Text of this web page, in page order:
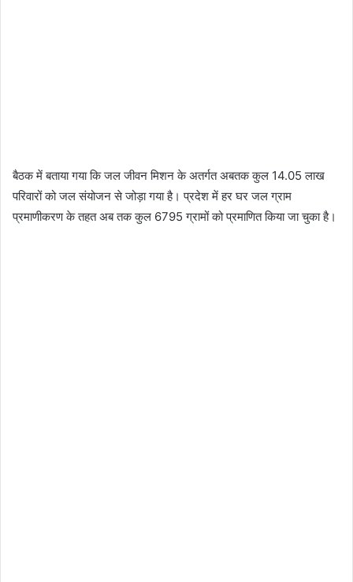
बैठक में बताया गया कि जल जीवन मिशन के अतर्गत अबतक कुल 14.05 लाख
परिवारों को जल संयोजन से जोड़ा गया है। प्रदेश में हर घर जल ग्राम
प्रमाणीकरण के तहत अब तक कुल 6795 ग्रामों को प्रमाणित किया जा चुका है।